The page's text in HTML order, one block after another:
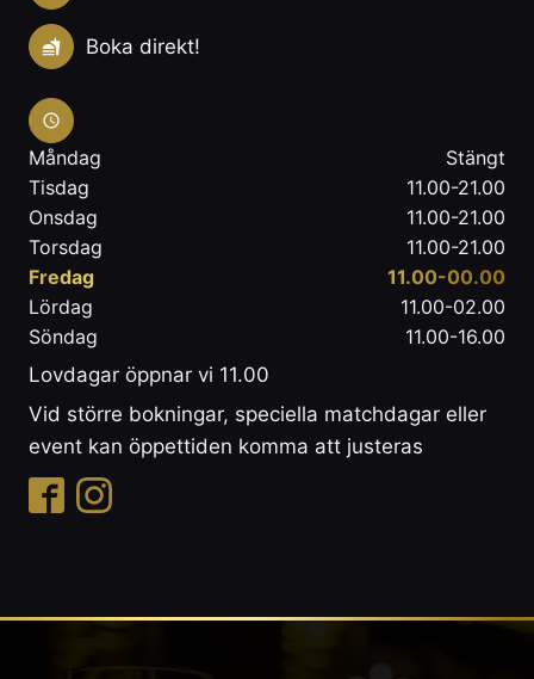
Boka direkt!
Måndag
Stängt
Tisdag
11.00-21.00
Onsdag
11.00-21.00
Torsdag
11.00-21.00
Fredag
11.00-00.00
Lördag
11.00-02.00
Söndag
11.00-16.00
Lovdagar öppnar vi 11.00
Vid större bokningar, speciella matchdagar eller
event kan öppettiden komma att justeras